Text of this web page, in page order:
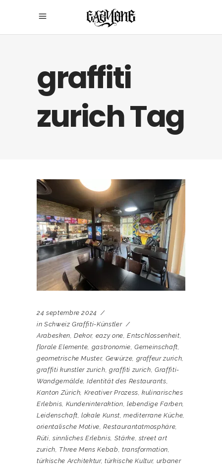
graffiti
zurich Tag
24 septembre 2024
in Schweiz Graffiti-Künstler
Arabesken,Dekor, eazy one,Entschlossenheit,
florale Elemente, gastronomie,Gemeinschaft,
geometrische Muster, Gewürze, graffeur zurich,
graffiti kunstler zurich, graffiti zurich, Graffiti-
Wandgemälde,Identität des Restaurants,
Kanton Zürich, Kreativer Prozess,kulinarisches
Erlebnis, Kundeninteraktion, lebendige Farben,
Leidenschaft,lokale Kunst,mediterrane Küche,
orientalische Motive,Restaurantatmosphäre,
Rüti, sinnliches Erlebnis, Stärke, street art
zurich, Three Mens Kebab, transformation,
türkische Architektur, türkische Kultur, urbaner